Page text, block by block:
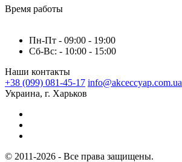
Время работы
Пн-Пт - 09:00 - 19:00
Сб-Вс: - 10:00 - 15:00
Наши контакты
+38 (099) 081-45-17 info@akceccyap.com.ua
Украина, г. Харьков
© 2011-2026 - Все права защищены.